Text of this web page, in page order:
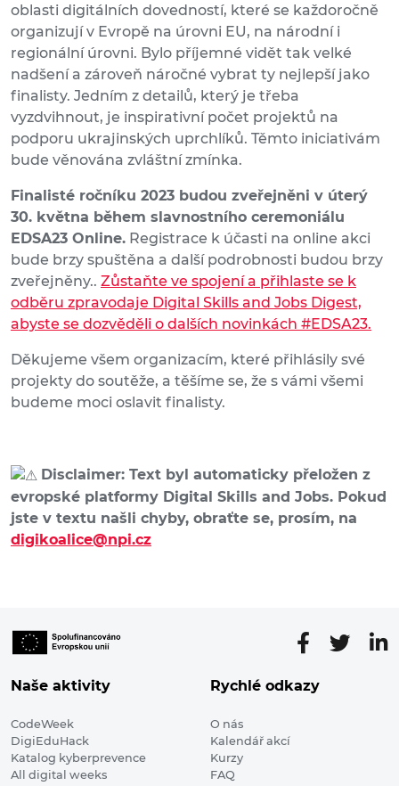
oblasti digitálních dovedností, které se každoročně
organizují v Evropě na úrovni EU, na národní i
regionální úrovni. Bylo příjemné vidět tak velké
nadšení a zároveň náročné vybrat ty nejlepší jako
finalisty. Jedním z detailů, který je třeba
vyzdvihnout, je inspirativní počet projektů na
podporu ukrajinských uprchlíků. Těmto iniciativám
bude věnována zvláštní zmínka.
Finalisté ročníku 2023 budou zveřejněni v úterý
30. května během slavnostního ceremoniálu
EDSA23 Online. Registrace k účasti na online akci
bude brzy spuštěna a další podrobnosti budou brzy
zveřejněny.. Zůstaňte ve spojení a přihlaste se k
odběru zpravodaje Digital Skills and Jobs Digest,
abyste se dozvěděli o dalších novinkách #EDSA23.
Děkujeme všem organizacím, které přihlásily své
projekty do soutěže, a těšíme se, že s vámi všemi
budeme moci oslavit finalisty.
Disclaimer: Text byl automaticky přeložen z
evropské platformy Digital Skills and Jobs. Pokud
jste v textu našli chyby, obraťte se, prosím, na
digikoalice@npi.cz
Naše aktivity
CodeWeek
DigiEduHack
Katalog kyberprevence
All digital weeks
Rychlé odkazy
O nás
Kalendář akcí
Kurzy
FAQ